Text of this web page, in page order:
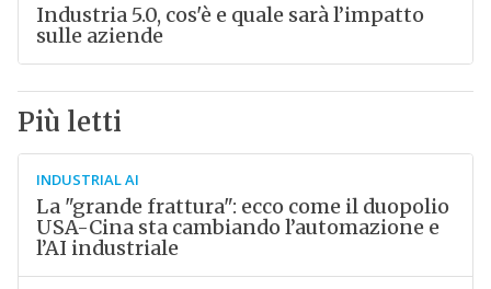
Industria 5.0, cos'è e quale sarà l’impatto
sulle aziende
Più letti
INDUSTRIAL AI
La "grande frattura": ecco come il duopolio
USA-Cina sta cambiando l’automazione e
l’AI industriale